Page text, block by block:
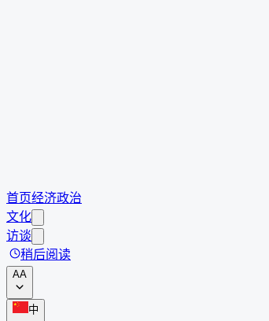
首页经济政治
文化
访谈
稍后阅读
AA
中